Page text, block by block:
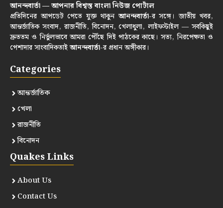
আনন্দবার্তা — আপনার বিশ্বস্ত বাংলা নিউজ পোর্টাল
প্রতিদিনের আপডেট পেতে যুক্ত থাকুনআনন্দবার্তা-র সঙ্গে। জাতীয় খবর,
আন্তর্জাতিক সংবাদ, রাজনীতি, বিনোদন, খেলাধুলা, লাইফস্টাইল — সবকিছুই
দ্রুততম ও নির্ভুলভাবে আমরা পৌঁছে দিই পাঠকের কাছে। সত্য, নিরপেক্ষতা ও
পেশাদার সাংবাদিকতাইআনন্দবার্তা-র প্রধান অঙ্গীকার।
Categories
আন্তর্জাতিক
খেলা
রাজনীতি
বিনোদন
Quakes Links
About Us
Contact Us